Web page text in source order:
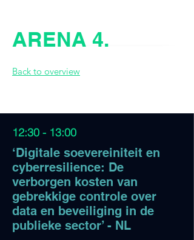
Back to overview
ARENA 4.
12:30 - 13:00
‘Digitale soevereiniteit en
cyberresilience: De
verborgen kosten van
gebrekkige controle over
data en beveiliging in de
publieke sector’ - NL